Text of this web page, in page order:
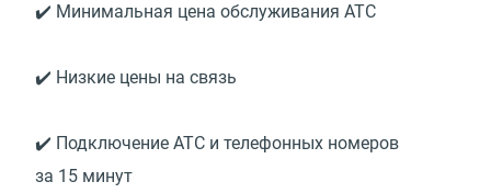
✔️ Минимальная цена обслуживания АТС
✔️ Низкие цены на связь
✔️ Подключение АТС и телефонных номеров
за 15 минут